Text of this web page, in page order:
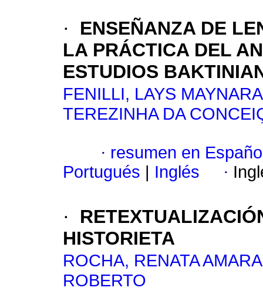
·
ENSEÑANZA DE
LA PRÁCTICA DEL
ESTUDIOS
FENILLI, LAYS
TEREZINHA DA
· resumen en
Portugués
Inglés ·
·
HISTORIETA
ROCHA, RENATA
ROBERTO